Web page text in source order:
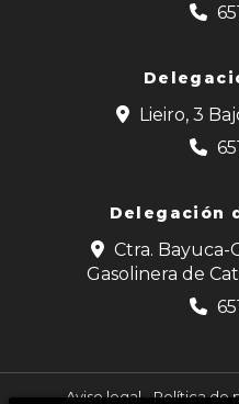
Lieiro, 3
Delegación
Ctra. Bayuca-
Gasolinera de
Aviso legal-Política de